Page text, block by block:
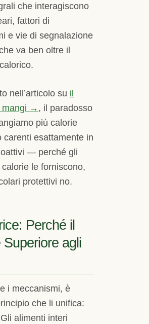
che interagiscono
fattori di
e vie di segnalazione
va ben oltre il
nell’articolo su il
mangi → , il paradosso
più calorie
carenti esattamente in
— perché gli
le forniscono,
protettivi no.
Perché il
agli
i meccanismi, è
che li unifica:
alimenti interi